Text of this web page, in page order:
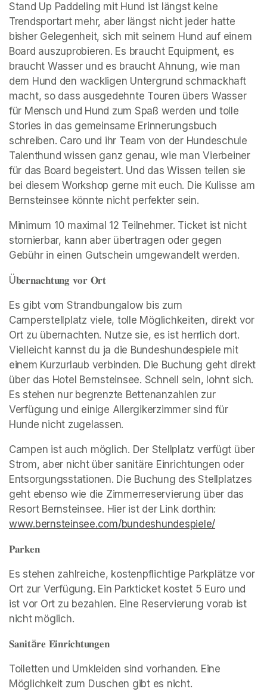
Stand Up Paddeling mit Hund ist längst keine
Trendsportart mehr, aber längst nicht jeder hatte
bisher Gelegenheit, sich mit seinem Hund auf einem
Board auszuprobieren. Es braucht Equipment, es
braucht Wasser und es braucht Ahnung, wie man
dem Hund den wackligen Untergrund schmackhaft
macht, so dass ausgedehnte Touren übers Wasser
für Mensch und Hund zum Spaß werden und tolle
Stories in das gemeinsame Erinnerungsbuch
schreiben. Caro und ihr Team von der Hundeschule
Talenthund wissen ganz genau, wie man Vierbeiner
für das Board begeistert. Und das Wissen teilen sie
bei diesem Workshop gerne mit euch. Die Kulisse am
Bernsteinsee könnte nicht perfekter sein.
Minimum 10 maximal 12 Teilnehmer. Ticket ist nicht
stornierbar, kann aber übertragen oder gegen
Gebühr in einen Gutschein umgewandelt werden.
Ü𝐛𝐞𝐫𝐧𝐚𝐜𝐡𝐭𝐮𝐧𝐠 𝐯𝐨𝐫 𝐎𝐫𝐭
Es gibt vom Strandbungalow bis zum
Camperstellplatz viele, tolle Möglichkeiten, direkt vor
Ort zu übernachten. Nutze sie, es ist herrlich dort.
Vielleicht kannst du ja die Bundeshundespiele mit
einem Kurzurlaub verbinden. Die Buchung geht direkt
über das Hotel Bernsteinsee. Schnell sein, lohnt sich.
Es stehen nur begrenzte Bettenanzahlen zur
Verfügung und einige Allergikerzimmer sind für
Hunde nicht zugelassen.
Campen ist auch möglich. Der Stellplatz verfügt über
Strom, aber nicht über sanitäre Einrichtungen oder
Entsorgungsstationen. Die Buchung des Stellplatzes
geht ebenso wie die Zimmerreservierung über das
www.bernsteinsee.com/bundeshundespiele/
𝐏𝐚𝐫𝐤𝐞𝐧
Es stehen zahlreiche, kostenpflichtige Parkplätze vor
Ort zur Verfügung. Ein Parkticket kostet 5 Euro und
ist vor Ort zu bezahlen. Eine Reservierung vorab ist
nicht möglich.
𝐒𝐚𝐧𝐢𝐭ä𝐫𝐞 𝐄𝐢𝐧𝐫𝐢𝐜𝐡𝐭𝐮𝐧𝐠𝐞𝐧
Toiletten und Umkleiden sind vorhanden. Eine
Möglichkeit zum Duschen gibt es nicht.